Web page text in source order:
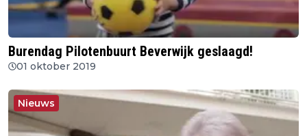
Burendag Pilotenbuurt Beverwijk geslaagd!
01 oktober 2019
Nieuws